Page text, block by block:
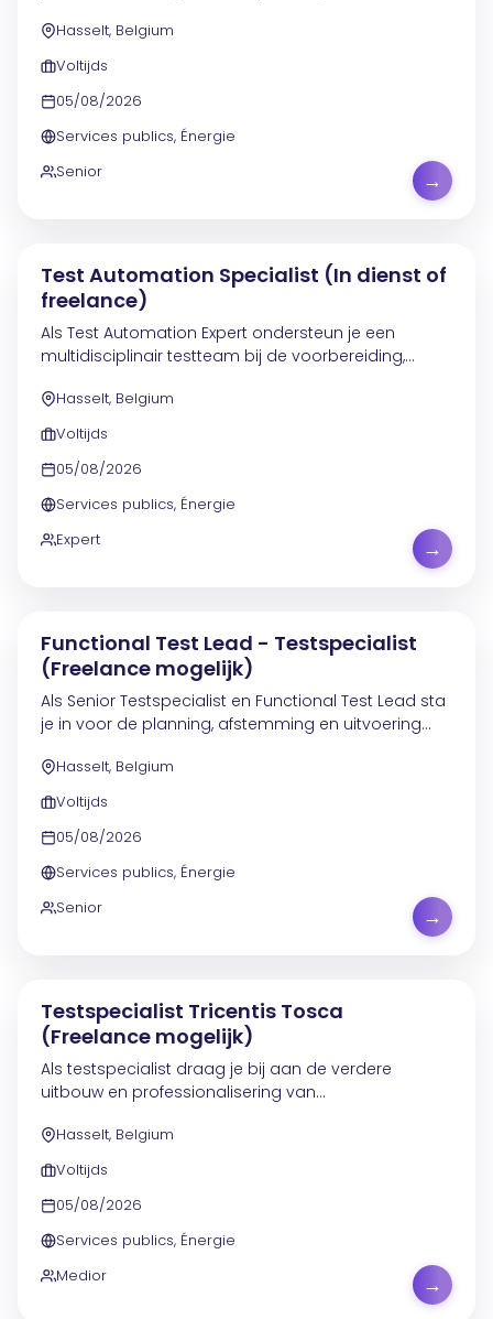
applicatieteams. Je bewaakt de kwaliteit...
Hasselt, Belgium
Voltijds
05/08/2026
Services publics, Énergie
Senior
→
Test Automation Specialist (In dienst of
freelance)
Als Test Automation Expert ondersteun je een
multidisciplinair testteam bij de voorbereiding,
projecten en agile ontwikkelteams. Je bewaakt de...
Hasselt, Belgium
Voltijds
05/08/2026
Services publics, Énergie
Expert
→
Functional Test Lead - Testspecialist
(Freelance mogelijk)
Als Senior Testspecialist en Functional Test Lead sta
je in voor de planning, afstemming en uitvoering
applicatieteams. Je bewaakt de kwaliteit van de...
Hasselt, Belgium
Voltijds
05/08/2026
Services publics, Énergie
Senior
→
Testspecialist Tricentis Tosca
(Freelance mogelijk)
Als testspecialist draag je bij aan de verdere
uitbouw en professionalisering van
ontwikkelteams. Je speelt een sturende rol in het
bepalen van de...
Hasselt, Belgium
Voltijds
05/08/2026
Services publics, Énergie
Medior
→